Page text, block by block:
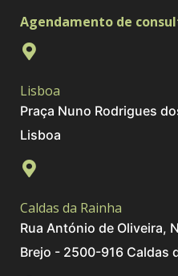
Agendamento de
Lisboa
Praça Nuno Rodrigues
Lisboa
Caldas da Rainha
Rua António de Oliveira,
Brejo - 2500-916 Caldas